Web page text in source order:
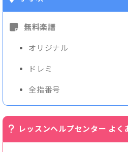
無料楽譜
オリジナル
ドレミ
全指番号
レッスンヘルプセンター よく